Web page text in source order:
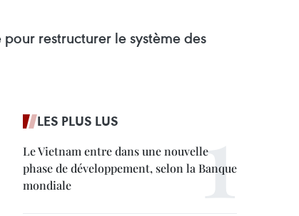
restructurer le système des
LES PLUS LUS
Le Vietnam entre dans une nouvelle
phase de développement, selon la Banque
mondiale